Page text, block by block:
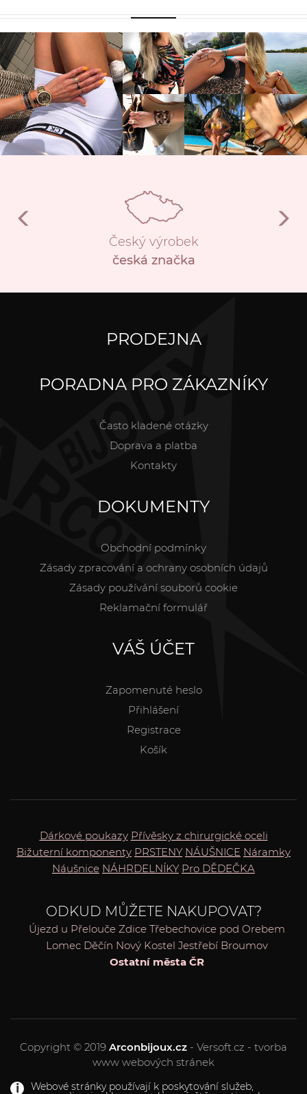
Webové stránky používají k poskytování služeb,
Český výrobek
česká značka
PRODEJNA
PORADNA PRO ZÁKAZNÍKY
Často kladené otázky
Doprava a platba
Kontakty
DOKUMENTY
Obchodní podmínky
Zásady zpracování a ochrany osobních údajů
Zásady používání souborů cookie
Reklamační formulář
VÁŠ ÚČET
Zapomenuté heslo
Přihlášení
Registrace
Košík
Dárkové poukazy Přívěsky z chirurgické oceli
Bižuterní komponenty PRSTENY NÁUŠNICE Náramky
Náušnice NÁHRDELNÍKY Pro DĚDEČKA
ODKUD MŮŽETE NAKUPOVAT?
Újezd u Přelouče Zdice Třebechovice pod Orebem
Lomec Děčín Nový Kostel Jestřebí Broumov
Ostatní města ČR
Copyright © 2019 Arconbijoux.cz - Versoft.cz - tvorba
www webových stránek